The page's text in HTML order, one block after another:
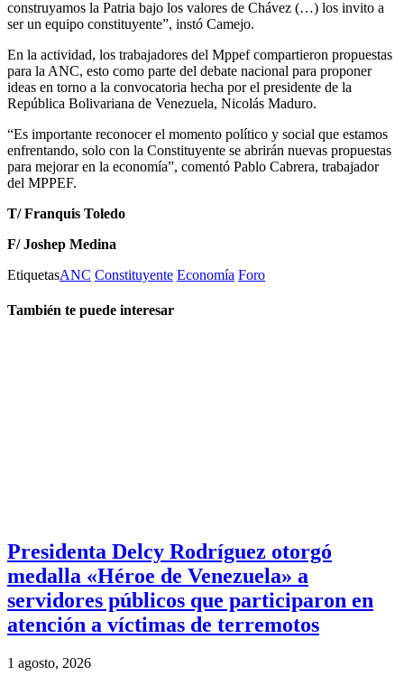
construyamos la Patria bajo los valores de Chávez (…) los invito a
ser un equipo constituyente”, instó Camejo.
En la actividad, los trabajadores del Mppef compartieron propuestas
para la ANC, esto como parte del debate nacional para proponer
ideas en torno a la convocatoria hecha por el presidente de la
República Bolivariana de Venezuela, Nicolás Maduro.
“Es importante reconocer el momento político y social que estamos
enfrentando, solo con la Constituyente se abrirán nuevas propuestas
para mejorar en la economía”, comentó Pablo Cabrera, trabajador
del MPPEF.
T/ Franquis Toledo
F/ Joshep Medina
EtiquetasANC Constituyente Economía Foro
También te puede interesar
Presidenta Delcy Rodríguez otorgó
medalla «Héroe de Venezuela» a
servidores públicos que participaron en
atención a víctimas de terremotos
1 agosto, 2026